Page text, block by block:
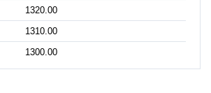
1320.00
1310.00
1300.00